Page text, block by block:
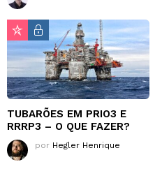
TUBARÕES EM PRIO3 E
RRRP3 – O QUE FAZER?
por Hegler Henrique